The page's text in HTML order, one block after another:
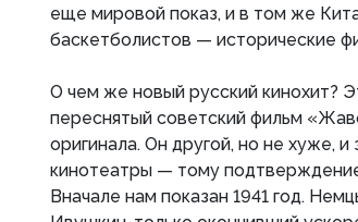
еще мировой показ, и в том же
баскетболистов — исторические
О чем же новый русский кинохит?
переснятый советский фильм
оригинала. Он другой, но не хуже, и
кинотеатры — тому
Вначале нам показан 1941 год.